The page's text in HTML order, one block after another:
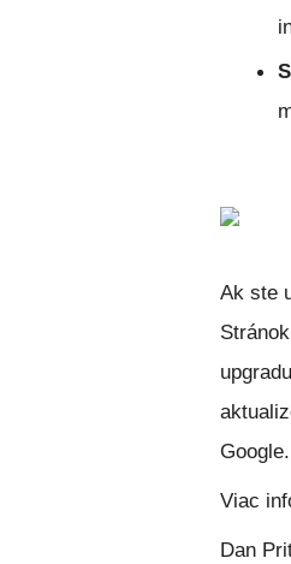
Ak ste
Google.
Viac
Dan